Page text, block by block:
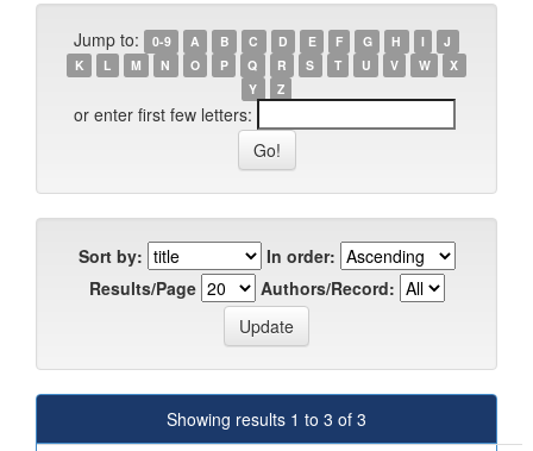
Jump to: 0-9 A B C D E F G H I
J
K
L M N O P Q R S T U V W
X
Y
Z
or enter first few letters:
Sort by:
In order:
Results/Page
Authors/Record:
Showing results 1 to 3 of 3